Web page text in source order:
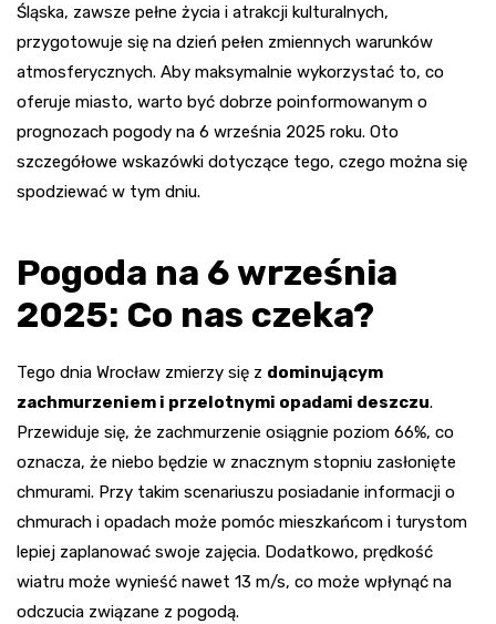
Śląska, zawsze pełne życia i atrakcji kulturalnych,
przygotowuje się na dzień pełen zmiennych warunków
atmosferycznych. Aby maksymalnie wykorzystać to, co
oferuje miasto, warto być dobrze poinformowanym o
prognozach pogody na 6 września 2025 roku. Oto
szczegółowe wskazówki dotyczące tego, czego można się
spodziewać w tym dniu.
Pogoda na 6 września
2025: Co nas czeka?
Tego dnia Wrocław zmierzy się z dominującym
zachmurzeniem i przelotnymi opadami deszczu.
Przewiduje się, że zachmurzenie osiągnie poziom 66%, co
oznacza, że niebo będzie w znacznym stopniu zasłonięte
chmurami. Przy takim scenariuszu posiadanie informacji o
chmurach i opadach może pomóc mieszkańcom i turystom
lepiej zaplanować swoje zajęcia. Dodatkowo, prędkość
wiatru może wynieść nawet 13 m/s, co może wpłynąć na
odczucia związane z pogodą.